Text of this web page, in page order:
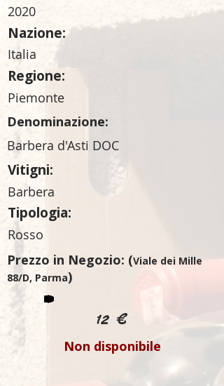
2020
Nazione:
Italia
Regione:
Piemonte
Denominazione:
Barbera d'Asti DOC
Vitigni:
Barbera
Tipologia:
Rosso
Prezzo in Negozio: (Viale dei Mille
88/D, Parma)
12 €
Non disponibile